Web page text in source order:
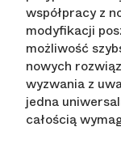
współpracy z
modyfikacji
możliwość
nowych
wyzwania z
jedna
całością